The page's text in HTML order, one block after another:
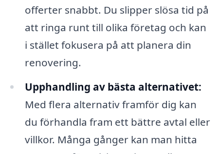
offerter snabbt. Du slipper slösa tid på
att ringa runt till olika företag och kan
i stället fokusera på att planera din
renovering.
Upphandling av bästa alternativet:
Med flera alternativ framför dig kan
du förhandla fram ett bättre avtal eller
villkor. Många gånger kan man hitta